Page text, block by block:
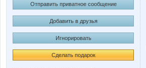
Отправить приватное сообщение
Добавить в друзья
Игнорировать
Сделать подарок